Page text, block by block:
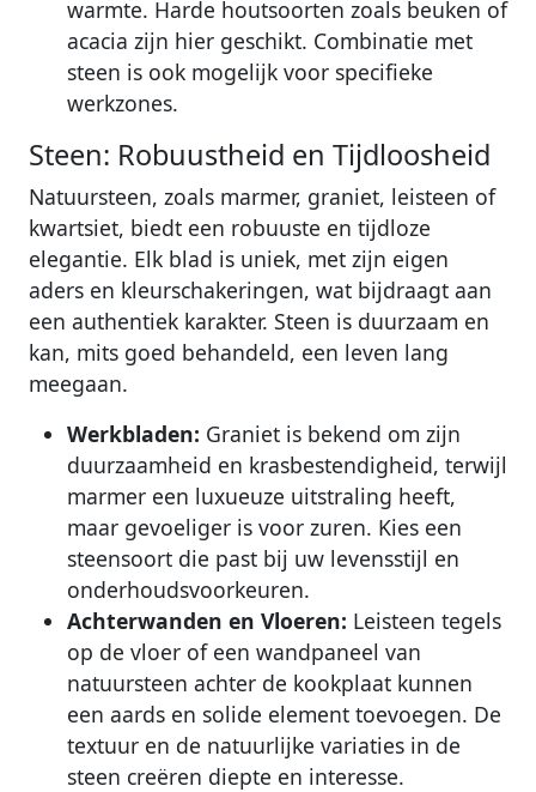
warmte. Harde houtsoorten zoals beuken of
acacia zijn hier geschikt. Combinatie met
steen is ook mogelijk voor specifieke
werkzones.
Steen: Robuustheid en Tijdloosheid
Natuursteen, zoals marmer, graniet, leisteen of
kwartsiet, biedt een robuuste en tijdloze
elegantie. Elk blad is uniek, met zijn eigen
aders en kleurschakeringen, wat bijdraagt aan
een authentiek karakter. Steen is duurzaam en
kan, mits goed behandeld, een leven lang
meegaan.
Werkbladen: Graniet is bekend om zijn
duurzaamheid en krasbestendigheid, terwijl
marmer een luxueuze uitstraling heeft,
maar gevoeliger is voor zuren. Kies een
steensoort die past bij uw levensstijl en
onderhoudsvoorkeuren.
Achterwanden en Vloeren: Leisteen tegels
op de vloer of een wandpaneel van
natuursteen achter de kookplaat kunnen
een aards en solide element toevoegen. De
textuur en de natuurlijke variaties in de
steen creëren diepte en interesse.